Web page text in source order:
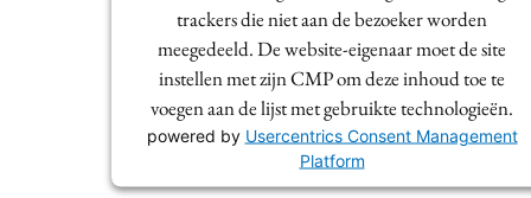
trackers die niet aan de bezoeker worden
meegedeeld. De website-eigenaar moet de site
instellen met zijn CMP om deze inhoud toe te
voegen aan de lijst met gebruikte technologieën.
powered by Usercentrics Consent Management
Platform